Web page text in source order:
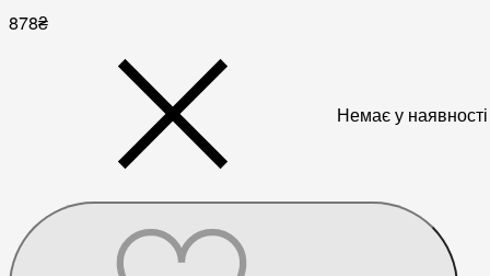
878₴
Немає у наявності